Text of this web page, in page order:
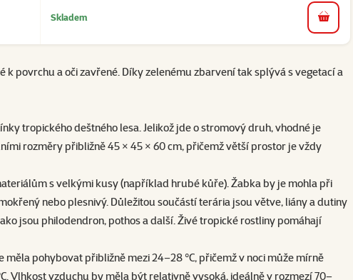
Skladem do
povrchu a oči zavřené. Díky zelenému zbarvení tak splývá s vegetací a
tropického deštného lesa. Jelikož jde o stromový druh, vhodné je
rozměry přibližně 45 × 45 × 60 cm, přičemž větší prostor je vždy
s velkými kusy (například hrubé kůře). Žabka by je mohla při
nebo plesnivý. Důležitou součástí terária jsou větve, liány a dutiny
jsou philodendron, pothos a další. Živé tropické rostliny pomáhají
měla pohybovat přibližně mezi 24–28 °C, přičemž v noci může mírně
Vlhkost vzduchu by měla být relativně vysoká, ideálně v rozmezí 70–